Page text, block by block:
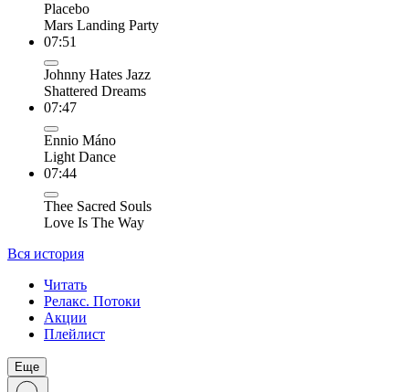
Placebo
Mars Landing Party
07:51
Johnny Hates Jazz
Shattered Dreams
07:47
Ennio Máno
Light Dance
07:44
Thee Sacred Souls
Love Is The Way
Вся история
Читать
Релакс. Потоки
Акции
Плейлист
Еще